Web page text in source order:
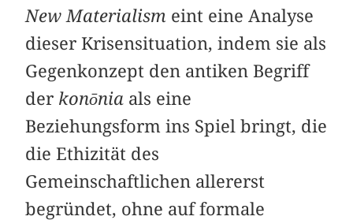
New Materialism eint eine Analyse
dieser Krisensituation, indem sie als
Gegenkonzept den antiken Begriff
der konōnia als eine
Beziehungsform ins Spiel bringt, die
die Ethizität des
Gemeinschaftlichen allererst
begründet, ohne auf formale